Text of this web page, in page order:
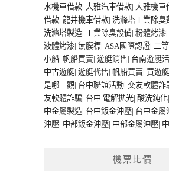
水機車借款| 大雅汽車借款| 大雅機車
借款| 龍井機車借款| 洗滌塔工業除臭
洗滌塔製造| 工業除臭設備| 粉體烤漆|
液體烤漆| 無膜標| ASA國際認證| 二
小船| 帆船買賣| 遊艇銷售| 台南遊艇
中古遊艇| 遊艇代售| 帆船買賣| 買遊艇
是哪三觀| 台中聯誼活動| 交友軟體詐
友軟體詐騙| 台中 電解拋光| 酸洗鈍化|
中金屬製造| 台中鈑金沖壓| 台中金屬
沖壓| 中部鈑金沖壓| 中部金屬沖壓|
機票比價